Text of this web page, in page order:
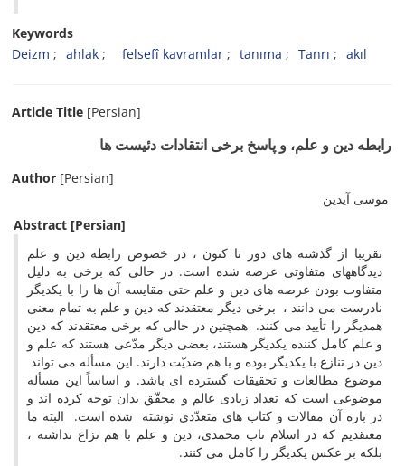
Keywords
Deizm
ahlak felsefî kavramlar tanıma Tanrı akıl
Article Title [Persian]
رابطه دین و علم، و پاسخ برخی انتقادات دئیست ها
Author [Persian]
موسی آیدین
Abstract [Persian]
تقریبا از گذشته های دور تا کنون ، در خصوص رابطه دین و علم
دیدگاههای متفاوتی عرضه شده است. در حالی که برخی به دلیل
متفاوت بودن عرصه های دین و علم حتی مقایسه آن ها را با یکدیگر
نادرست می دانند ، برخی دیگر معتقدند که دین و علم به تمام معنی
همدیگر را تأیید می کنند. همچنین در حالی که برخی معتقدند که دین
و علم کامل کننده یکدیگر هستند، بعضی دیگر مدّعی هستند که علم و
دین در تنازع با یکدیگر بوده و با هم ضدیّت دارند. این مسأله می تواند
موضوع مطالعات و تحقیقات گسترده ای باشد. و اساساً این مسأله
موضوعی است که تعداد زیادی عالم و محقّق بدان توجه کرده اند و
در باره آن مقالات و کتاب های متعدّدی نوشته شده است. البته ما
معتقدیم که در اسلام ناب محمدی، دین و علم با هم نزاع نداشته ،
بلکه بر عکس یکدیگر را کامل می کنند.